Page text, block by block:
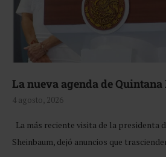
La nueva agenda de Quintana
4 agosto, 2026
La más reciente visita de la presidenta
Sheinbaum, dejó anuncios que